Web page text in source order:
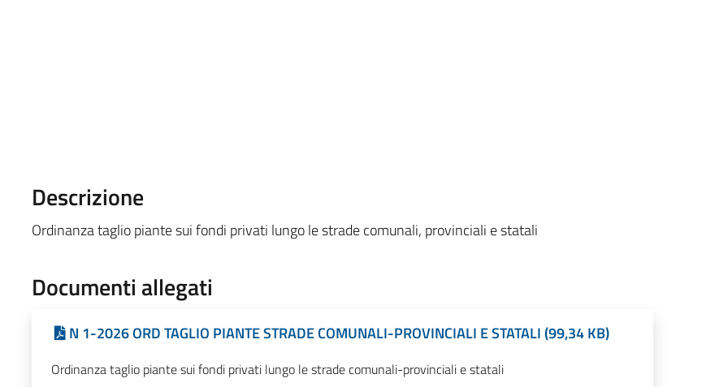
Descrizione
Ordinanza taglio piante sui fondi privati lungo le strade comunali, provinciali e statali
Documenti allegati
N 1-2026 ORD TAGLIO PIANTE STRADE COMUNALI-PROVINCIALI E STATALI (99,34 KB)
Ordinanza taglio piante sui fondi privati lungo le strade comunali-provinciali e statali